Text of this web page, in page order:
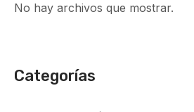
No hay archivos que mostrar.
Categorías